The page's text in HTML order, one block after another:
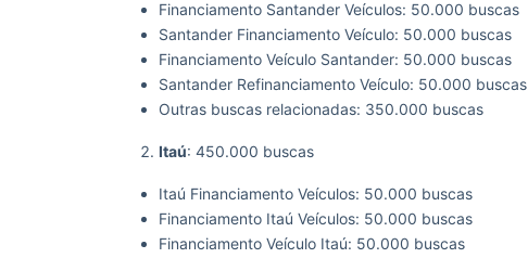
Financiamento Santander Veículos: 50.000 buscas
Santander Financiamento Veículo: 50.000 buscas
Financiamento Veículo Santander: 50.000 buscas
Santander Refinanciamento Veículo: 50.000 buscas
Outras buscas relacionadas: 350.000 buscas
Itaú: 450.000 buscas
Itaú Financiamento Veículos: 50.000 buscas
Financiamento Itaú Veículos: 50.000 buscas
Financiamento Veículo Itaú: 50.000 buscas